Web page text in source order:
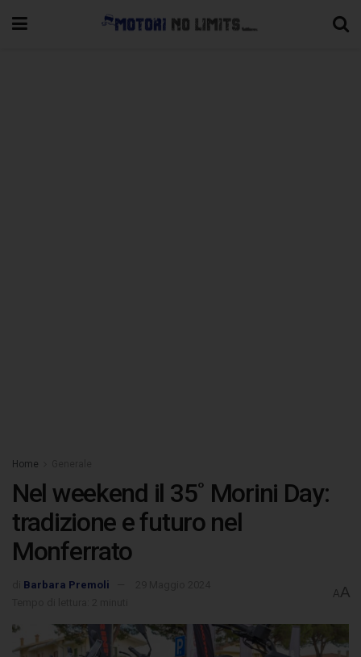
Home
Nel weekend il 35˚ Morini Day:
tradizione e futuro nel
Monferrato
Barbara Premoli
AA